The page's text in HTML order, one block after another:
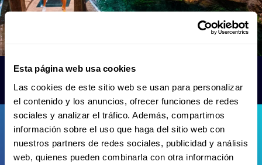
Esta página web usa cookies
Las cookies de este sitio web se usan para personalizar
el contenido y los anuncios, ofrecer funciones de redes
sociales y analizar el tráfico. Además, compartimos
información sobre el uso que haga del sitio web con
nuestros partners de redes sociales, publicidad y análisis
web, quienes pueden combinarla con otra información
Mississippi